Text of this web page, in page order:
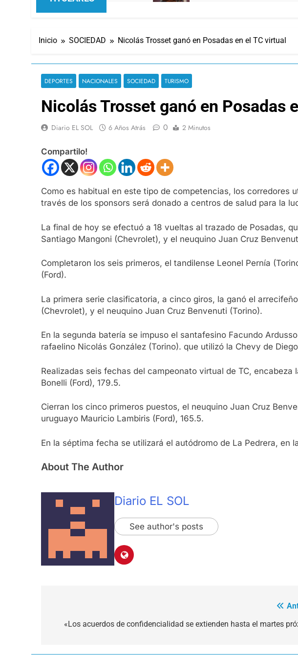
Inicio SOCIEDAD Nicolás Trosset ganó en Posadas en el TC virtual
DEPORTES NACIONALES SOCIEDAD TURISMO
Nicolás Trosset ganó en Posadas
Diario EL SOL 6 Años Atrás 0 2 Minutos
Compartilo!
Como es habitual en este tipo de competencias, los corredores
través de los sponsors será donado a centros de salud para la
La final de hoy se efectuó a 18 vueltas al trazado de Posadas,
Santiago Mangoni (Chevrolet), y el neuquino Juan Cruz
Completaron los seis primeros, el tandilense Leonel Pernía
(Ford).
La primera serie clasificatoria, a cinco giros, la ganó el
(Chevrolet), y el neuquino Juan Cruz Benvenuti (Torino).
En la segunda batería se impuso el santafesino Facundo
rafaelino Nicolás González (Torino). que utilizó la Chevy de
Realizadas seis fechas del campeonato virtual de TC,
Bonelli (Ford), 179.5.
Cierran los cinco primeros puestos, el neuquino Juan Cruz
uruguayo Mauricio Lambiris (Ford), 165.5.
En la séptima fecha se utilizará el autódromo de La Pedrera, en
About The Author
Diario EL SOL
See author's posts
«Los acuerdos de confidencialidad se extienden hasta el martes